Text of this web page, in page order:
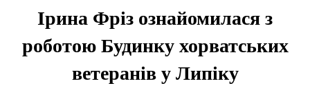
Ірина Фріз ознайомилася з
роботою Будинку хорватських
ветеранів у Липіку